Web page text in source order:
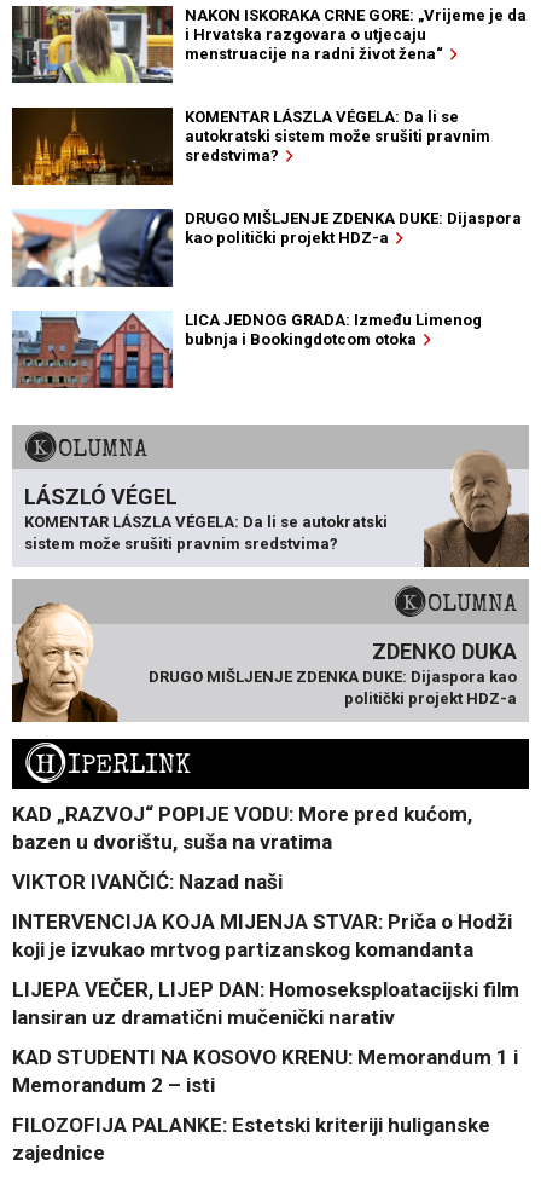
NAKON ISKORAKA CRNE GORE: „Vrijeme je da
i Hrvatska razgovara o utjecaju
menstruacije na radni život žena“
KOMENTAR LÁSZLA VÉGELA: Da li se
autokratski sistem može srušiti pravnim
sredstvima?
DRUGO MIŠLJENJE ZDENKA DUKE: Dijaspora
kao politički projekt HDZ-a
LICA JEDNOG GRADA: Između Limenog
bubnja i Bookingdotcom otoka
KOLUMNA
LÁSZLÓ VÉGEL
KOMENTAR LÁSZLA VÉGELA: Da li se autokratski
sistem može srušiti pravnim sredstvima?
KOLUMNA
ZDENKO DUKA
DRUGO MIŠLJENJE ZDENKA DUKE: Dijaspora kao
politički projekt HDZ-a
HIPERLINK
KAD „RAZVOJ“ POPIJE VODU: More pred kućom,
bazen u dvorištu, suša na vratima
VIKTOR IVANČIĆ: Nazad naši
INTERVENCIJA KOJA MIJENJA STVAR: Priča o Hodži
koji je izvukao mrtvog partizanskog komandanta
LIJEPA VEČER, LIJEP DAN: Homoseksploatacijski film
lansiran uz dramatični mučenički narativ
KAD STUDENTI NA KOSOVO KRENU: Memorandum 1 i
Memorandum 2 – isti
FILOZOFIJA PALANKE: Estetski kriteriji huliganske
zajednice